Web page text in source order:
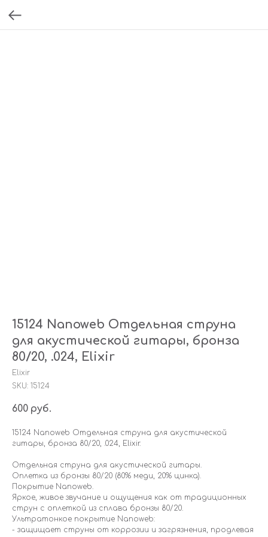
15124 Nanoweb Отдельная струна
для акустической гитары, бронза
80/20, .024, Elixir
Elixir
SKU: 15124
600 руб.
15124 Nanoweb Отдельная струна для акустической
гитары, бронза 80/20, .024, Elixir.
Отдельная струна для акустической гитары.
Оплетка из бронзы 80/20 (80% меди, 20% цинка).
Покрытие Nanoweb.
Яркое, живое звучание и ощущения как от традиционных
струн с оплеткой из сплава бронзы 80/20.
Ультратонкое покрытие Nanoweb:
- защищает струны от коррозии и загрязнения, продлевая